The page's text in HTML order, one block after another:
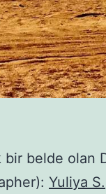
bir belde olan
Yuliya S.